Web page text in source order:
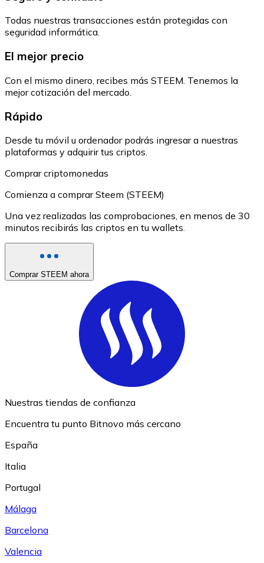
Todas nuestras transacciones están protegidas con
seguridad informática.
El mejor precio
Con el mismo dinero, recibes más STEEM. Tenemos la
mejor cotización del mercado.
Rápido
Desde tu móvil u ordenador podrás ingresar a nuestras
plataformas y adquirir tus criptos.
Comprar criptomonedas
Comienza a comprar Steem (STEEM)
Una vez realizadas las comprobaciones, en menos de 30
minutos recibirás las criptos en tu wallets.
Comprar STEEM ahora
Nuestras tiendas de confianza
Encuentra tu punto Bitnovo más cercano
España
Italia
Portugal
Málaga
Barcelona
Valencia